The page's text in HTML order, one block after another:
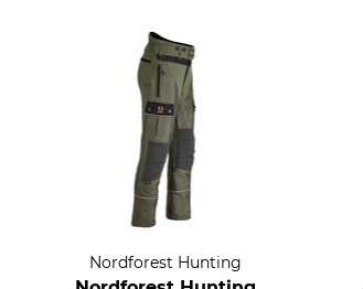
Nordforest Hunting